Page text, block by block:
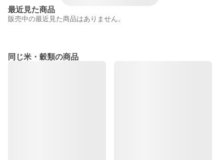
最近見た商品
販売中の最近見た商品はありません。
同じ米・穀類の商品